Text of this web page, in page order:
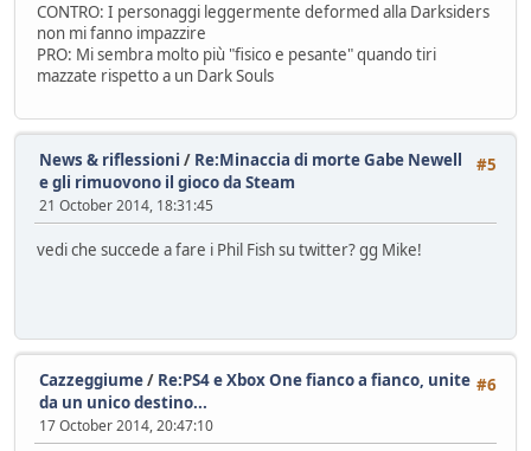
CONTRO: I personaggi leggermente deformed alla Darksiders
non mi fanno impazzire
PRO: Mi sembra molto più "fisico e pesante" quando tiri
mazzate rispetto a un Dark Souls
#5
News & riflessioni / Re:Minaccia di morte Gabe Newell
e gli rimuovono il gioco da Steam
21 October 2014, 18:31:45
vedi che succede a fare i Phil Fish su twitter? gg Mike!
#6
Cazzeggiume/ Re:PS4 e Xbox One fianco a fianco, unite
da un unico destino...
17 October 2014, 20:47:10